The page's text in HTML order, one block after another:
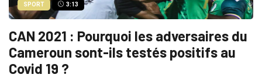
SPORT 3:13
CAN 2021 : Pourquoi les adversaires du
Cameroun sont-ils testés positifs au
Covid 19 ?